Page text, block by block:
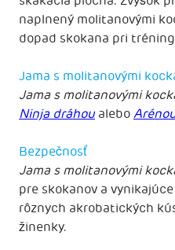
naplnený molitanovými
dopad skokana pri
Jama s molitanovými
Jama s molitanovými
Ninja dráhoualebo
Bezpečnosť
Jama s molitanovými
pre skokanov a
rôznych akrobatických
žinenky.